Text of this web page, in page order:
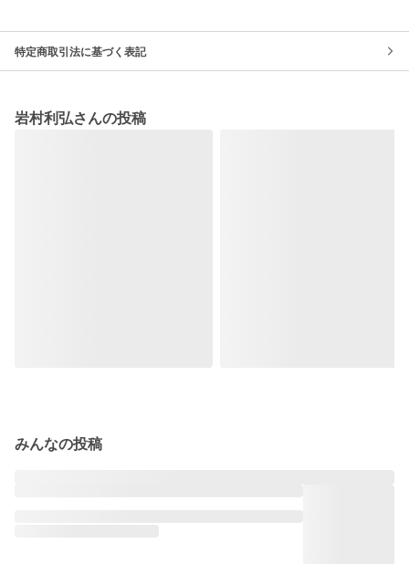
特定商取引法に基づく表記
岩村利弘さんの投稿
みんなの投稿